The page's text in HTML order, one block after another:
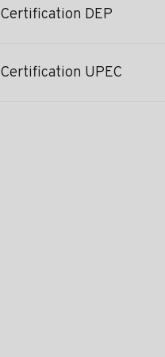
Certification DEP
Certification UPEC